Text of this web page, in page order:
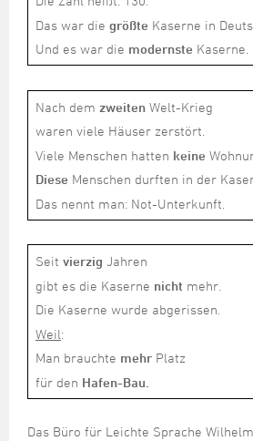
Das war die größte Kaserne in
Und es war die modernste Kaserne.
Nach dem zweiten Welt-Krieg
waren viele Häuser zerstört.
Viele Menschen hatten keine
Diese Menschen durften in der
Das nennt man: Not-Unterkunft.
Seit vierzig Jahren
gibt es die Kaserne nicht mehr.
Die Kaserne wurde abgerissen.
Weil:
Man brauchte mehr Platz
für den Hafen-Bau.
Das Büro für Leichte Sprache